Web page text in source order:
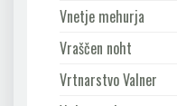
Vnetje mehurja
Vraščen noht
Vrtnarstvo Valner